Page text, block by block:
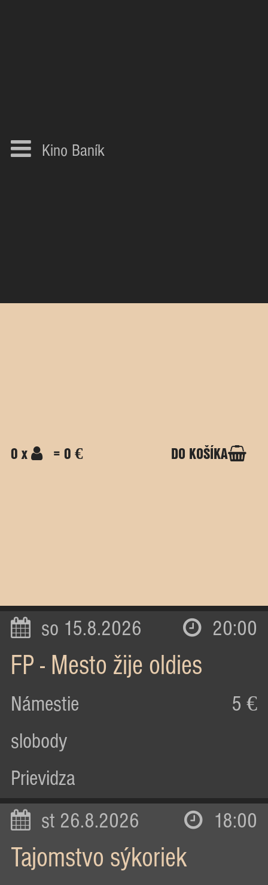
Kino Baník
0 x = 0 € DO KOŠÍKA
so 15.8.2026 20:00
FP - Mesto žije oldies
Námestie
slobody
Prievidza
5 €
st 26.8.2026 18:00
Tajomstvo sýkoriek